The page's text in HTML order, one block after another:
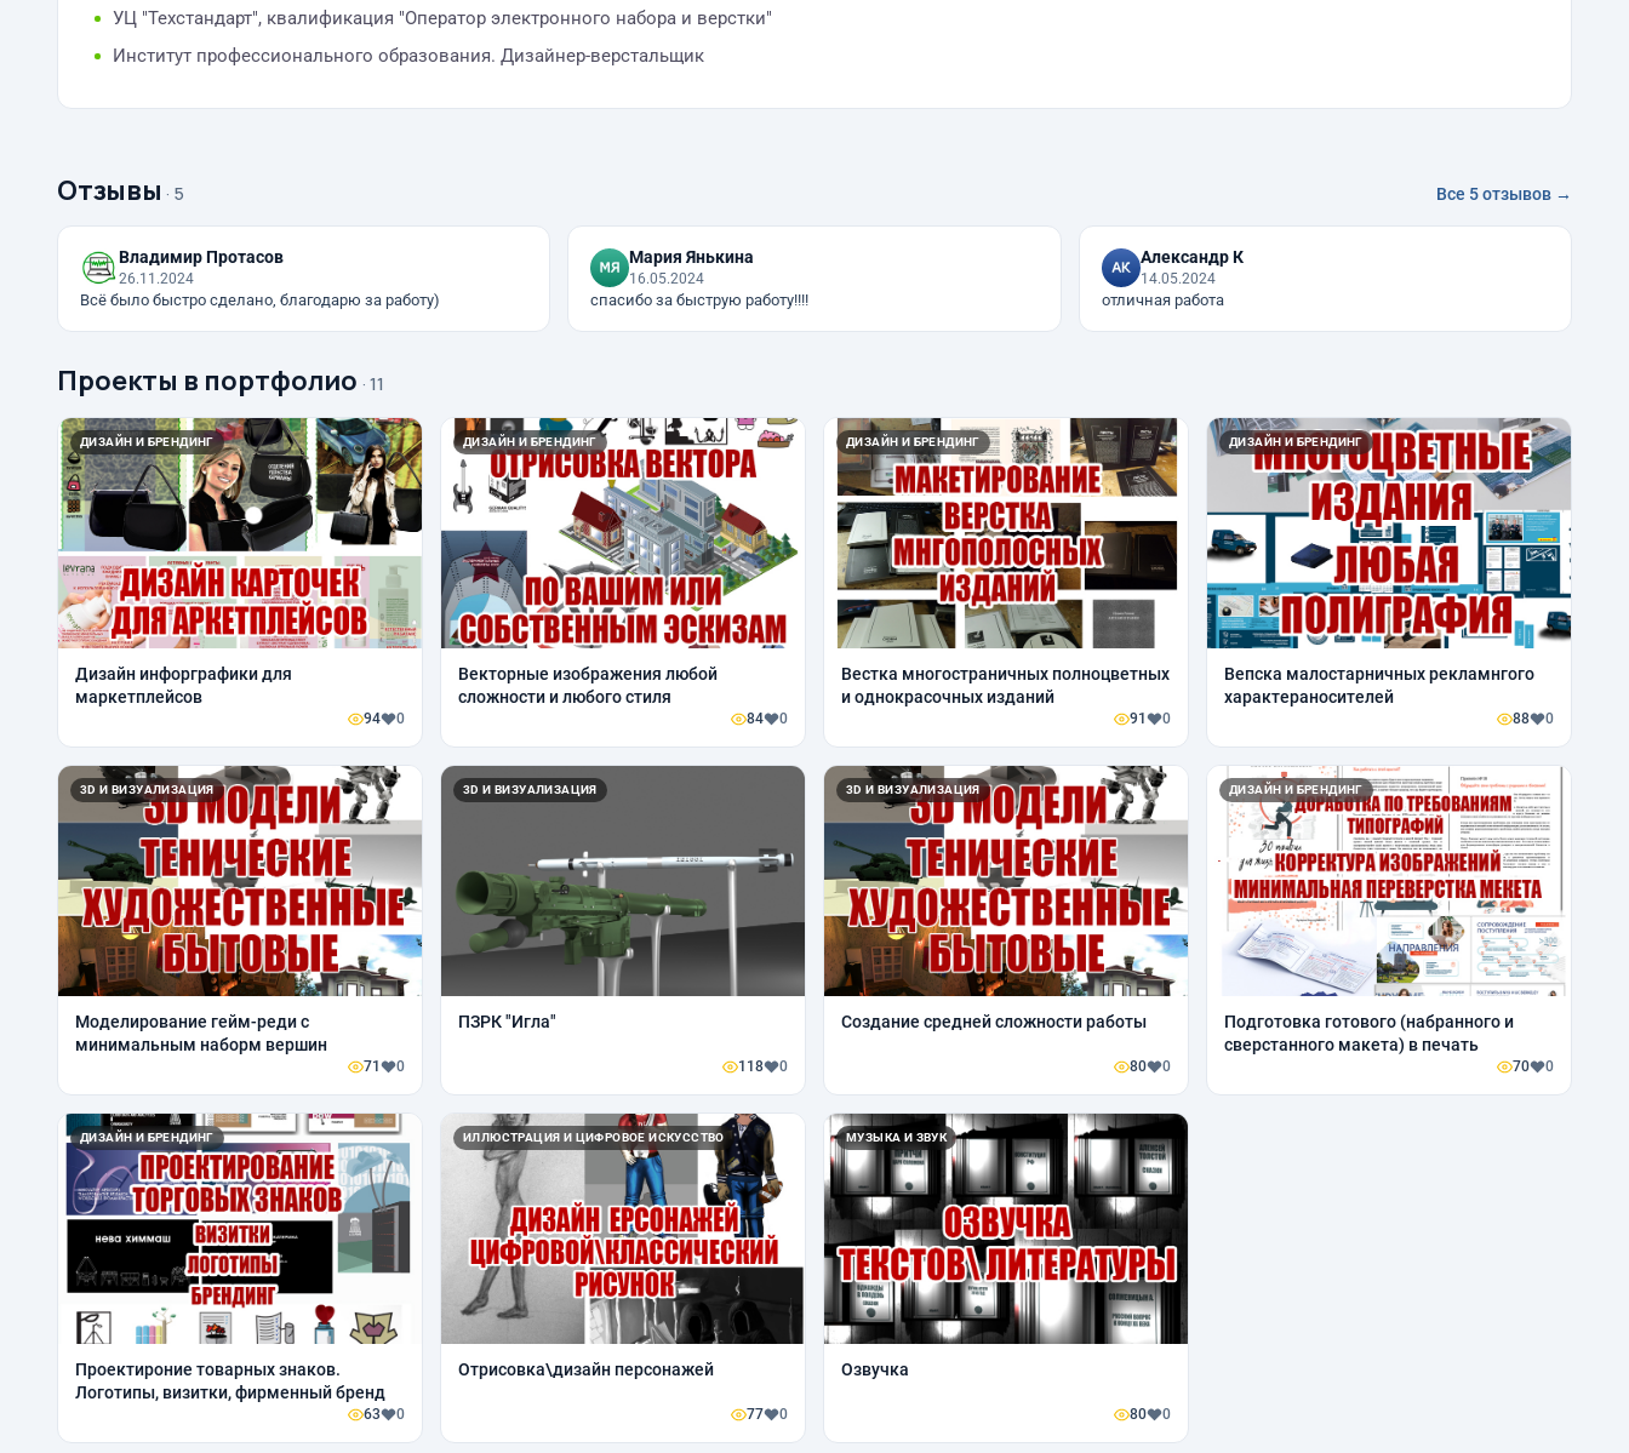
УЦ "Техстандарт", квалификация "Оператор электронного набора и верстки"
Институт профессионального образования. Дизайнер-верстальщик
Отзывы · 5 Все 5 отзывов →
Владимир Протасов
26.11.2024
Всё было быстро сделано, благодарю за работу)
Мария Янькина
16.05.2024
спасибо за быструю работу!!!!
Александр К
14.05.2024
отличная работа
Проекты в портфолио · 11
ДИЗАЙН И БРЕНДИНГ
Дизайн инфорграфики для
маркетплейсов
94 0
ДИЗАЙН И БРЕНДИНГ
Векторные изображения любой
сложности и любого стиля
84 0
ДИЗАЙН И БРЕНДИНГ
Вестка многостраничных полноцветных
и однокрасочных изданий
91 0
ДИЗАЙН И БРЕНДИНГ
Вепска малостарничных рекламнгого
характераносителей
88 0
3D И ВИЗУАЛИЗАЦИЯ
Моделирование гейм-реди с
минимальным наборм вершин
71 0
3D И ВИЗУАЛИЗАЦИЯ
ПЗРК "Игла"
118 0
3D И ВИЗУАЛИЗАЦИЯ
Создание средней сложности работы
80 0
ДИЗАЙН И БРЕНДИНГ
Подготовка готового (набранного и
сверстанного макета) в печать
70 0
ДИЗАЙН И БРЕНДИНГ
Проектироние товарных знаков.
Логотипы, визитки, фирменный бренд
63 0
ИЛЛЮСТРАЦИЯ И ЦИФРОВОЕ ИСКУССТВО
Отрисовка\дизайн персонажей
77 0
МУЗЫКА И ЗВУК
Озвучка
80 0